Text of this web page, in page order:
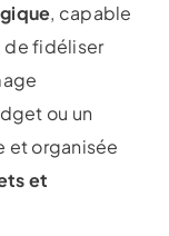
, capable
de fidéliser
ou un
et organisée
et